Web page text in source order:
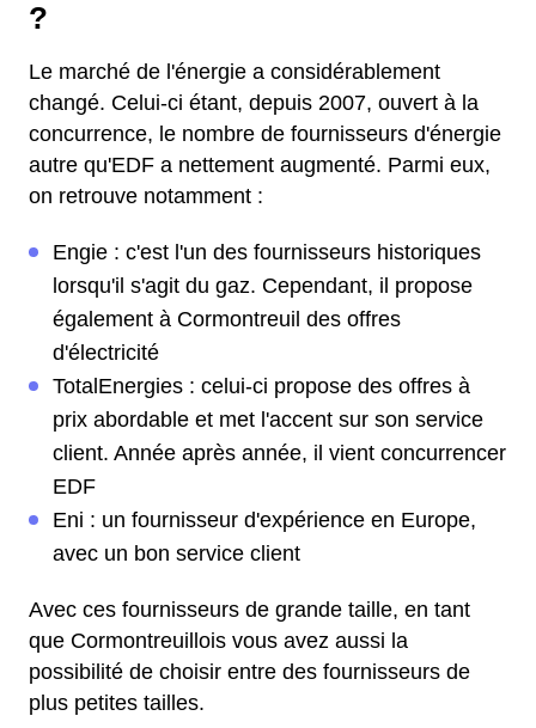
?
Le marché de l'énergie a considérablement
changé. Celui-ci étant, depuis 2007, ouvert à la
concurrence, le nombre de fournisseurs d'énergie
autre qu'EDF a nettement augmenté. Parmi eux,
on retrouve notamment :
Engie : c'est l'un des fournisseurs historiques
lorsqu'il s'agit du gaz. Cependant, il propose
également à Cormontreuil des offres
d'électricité
TotalEnergies : celui-ci propose des offres à
prix abordable et met l'accent sur son service
client. Année après année, il vient concurrencer
EDF
Eni : un fournisseur d'expérience en Europe,
avec un bon service client
Avec ces fournisseurs de grande taille, en tant
que Cormontreuillois vous avez aussi la
possibilité de choisir entre des fournisseurs de
plus petites tailles.